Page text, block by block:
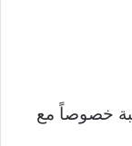
خصوصاً مع